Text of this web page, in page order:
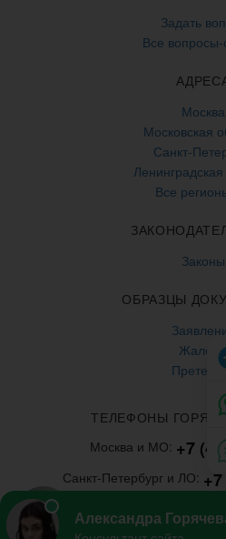
Задать
Все вопросы-
Москва
Московская
Санкт-
Все
Законы
ОБРАЗЦЫ
ТЕЛЕФОНЫ
Москва и МО: +7
Санкт-Петербург и ЛО:
Все регионы: 8